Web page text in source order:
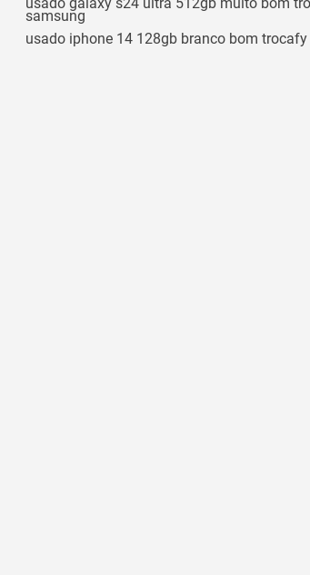
samsung
usado iphone 14 128gb branco bom